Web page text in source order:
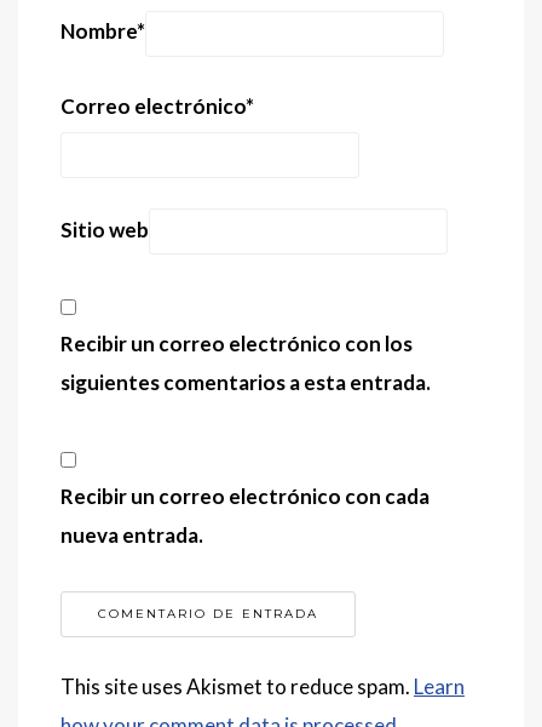
Nombre*
Correo electrónico*
Sitio web
Recibir un correo electrónico con los
siguientes comentarios a esta entrada.
Recibir un correo electrónico con cada
nueva entrada.
This site uses Akismet to reduce spam. Learn